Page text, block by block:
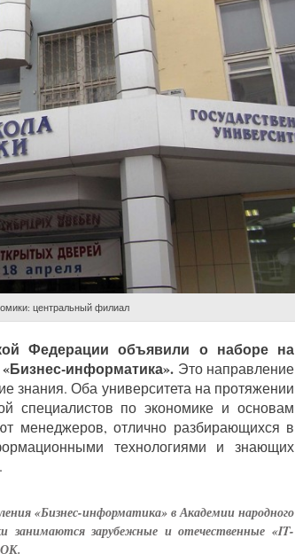
центральный филиал
Федерации объявили о наборе на
информатика». Это направление
знания. Оба университета на протяжении
специалистов по экономике и основам
менеджеров, отлично разбирающихся в
технологиями и знающих
«Бизнес-информатика» в Академии народного
занимаются зарубежные и отечественные «IT-